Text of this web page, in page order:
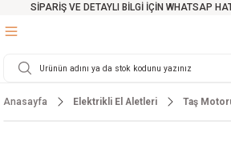
SİPARİŞ VE DETAYLI BİLGİ İÇİN WHATSAP
Testereler
Cihazları
ve Arabalar
Malzemeleri
Anasayfa Elektrikli El Aletleri Taş